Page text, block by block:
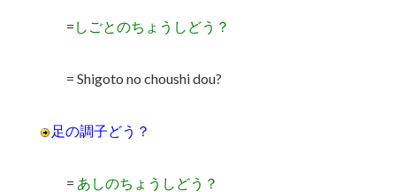
= しごとのちょうしどう？
= Shigoto no choushi dou?
足の調子どう？
= あしのちょうしどう？